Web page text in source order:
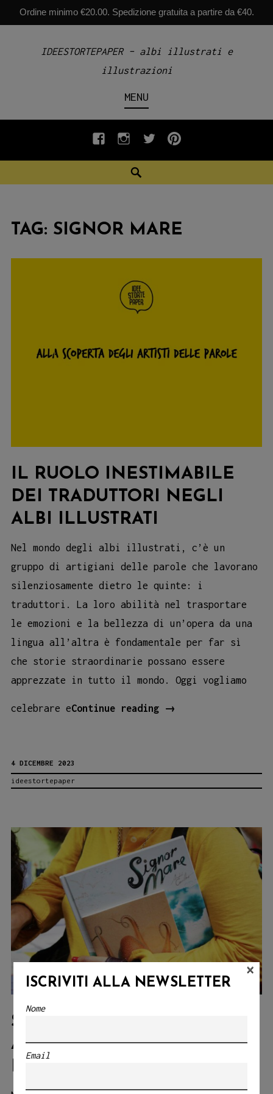
Ordine minimo €20.00. Spedizione gratuita a partire da €40.
IDEESTORTEPAPER – albi illustrati e
illustrazioni
MENU
fb INSTAGRAM
twiterpinterest
TAG: SIGNOR MARE
IL RUOLO INESTIMABILE
DEI TRADUTTORI NEGLI
ALBI ILLUSTRATI
Nel mondo degli albi illustrati, c’è un
gruppo di artigiani delle parole che lavorano
silenziosamente dietro le quinte: i
traduttori. La loro abilità nel trasportare
le emozioni e la bellezza di un’opera da una
lingua all’altra è fondamentale per far sì
che storie straordinarie possano essere
apprezzate in tutto il mondo. Oggi vogliamo
celebrare eContinue reading
IL
ILLUSTRATI
→
4 DICEMBRE 2023
ideestortepaper
SIGNOR MARE, IL NUOVO
ALBO DI ANDRÉ CARRILHO
IN LIBRERIA
ISCRIVITI ALLA NEWSLETTER
Nome
Email
×